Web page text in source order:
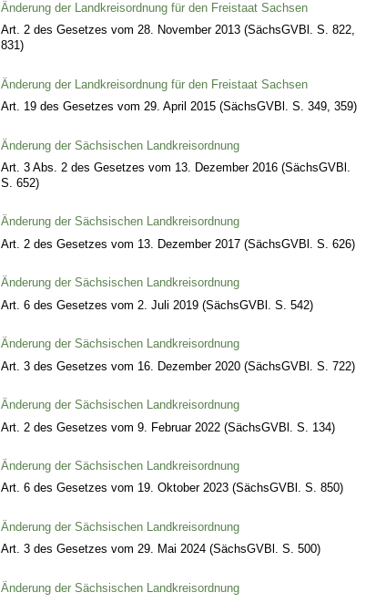
Änderung der Landkreisordnung für den Freistaat Sachsen
Art. 2 des Gesetzes vom 28. November 2013 (SächsGVBl. S. 822,
831)
Änderung der Landkreisordnung für den Freistaat Sachsen
Art. 19 des Gesetzes vom 29. April 2015 (SächsGVBl. S. 349, 359)
Änderung der Sächsischen Landkreisordnung
Art. 3 Abs. 2 des Gesetzes vom 13. Dezember 2016 (SächsGVBl.
S. 652)
Änderung der Sächsischen Landkreisordnung
Art. 2 des Gesetzes vom 13. Dezember 2017 (SächsGVBl. S. 626)
Änderung der Sächsischen Landkreisordnung
Art. 6 des Gesetzes vom 2. Juli 2019 (SächsGVBl. S. 542)
Änderung der Sächsischen Landkreisordnung
Art. 3 des Gesetzes vom 16. Dezember 2020 (SächsGVBl. S. 722)
Änderung der Sächsischen Landkreisordnung
Art. 2 des Gesetzes vom 9. Februar 2022 (SächsGVBl. S. 134)
Änderung der Sächsischen Landkreisordnung
Art. 6 des Gesetzes vom 19. Oktober 2023 (SächsGVBl. S. 850)
Änderung der Sächsischen Landkreisordnung
Art. 3 des Gesetzes vom 29. Mai 2024 (SächsGVBl. S. 500)
Änderung der Sächsischen Landkreisordnung